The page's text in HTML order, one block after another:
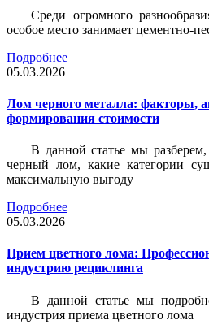
Среди огромного
особое место занимает цементно-
Подробнее
05.03.2026
Лом черного металла: факторы,
формирования стоимости
В данной статье мы
черный лом, какие категории
максимальную выгоду
Подробнее
05.03.2026
Прием цветного лома:
индустрию рециклинга
В данной статье мы
индустрия приема цветного лома